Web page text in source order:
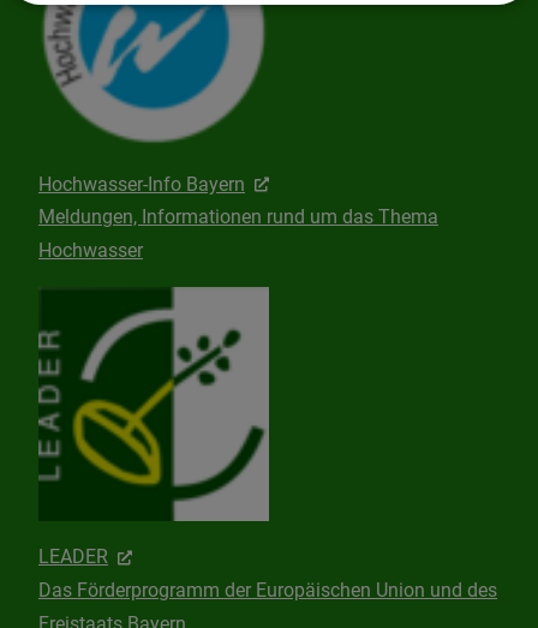
Hochwasser-Info Bayern
Meldungen, Informationen rund um das Thema
Hochwasser
LEADER
Das Förderprogramm der Europäischen Union und des
Freistaats Bayern.